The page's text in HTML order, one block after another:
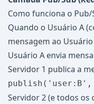
Como funciona o Pub/
Quando o Usuário A
mensagem ao
Usuário A envia
Servidor 1 publica a
publish('user:B',
Servidor 2 (e todos os